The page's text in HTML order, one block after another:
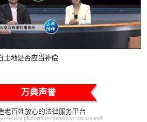
土地是否应当补偿
万典声誉
老百姓放心的法律服务平台
service platform for people to rest assured